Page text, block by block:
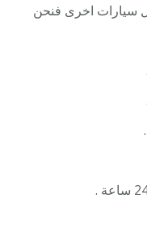
سيارات اخرى فنحن